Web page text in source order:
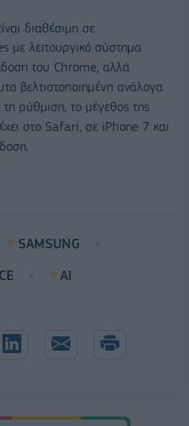
διαθέσιμη σε
με λειτουργικό σύστημα
του Chrome, αλλά
βελτιστοποιημένη ανάλογα
ρύθμιση, το μέγεθος της
στο Safari, σε iPhone 7 και
SAMSUNG
AI